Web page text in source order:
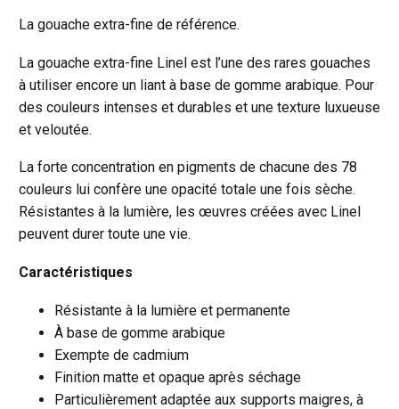
-
vert
véronèse
(Série
1)
La gouache extra-fine de référence.
La gouache extra-fine Linel est l’une des rares gouaches
à utiliser encore un liant à base de gomme arabique. Pour
des couleurs intenses et durables et une texture luxueuse
et veloutée.
La forte concentration en pigments de chacune des 78
couleurs lui confère une opacité totale une fois sèche.
Résistantes à la lumière, les œuvres créées avec Linel
peuvent durer toute une vie.
Caractéristiques
Résistante à la lumière et permanente
À base de gomme arabique
Exempte de cadmium
Finition matte et opaque après séchage
Particulièrement adaptée aux supports maigres, à